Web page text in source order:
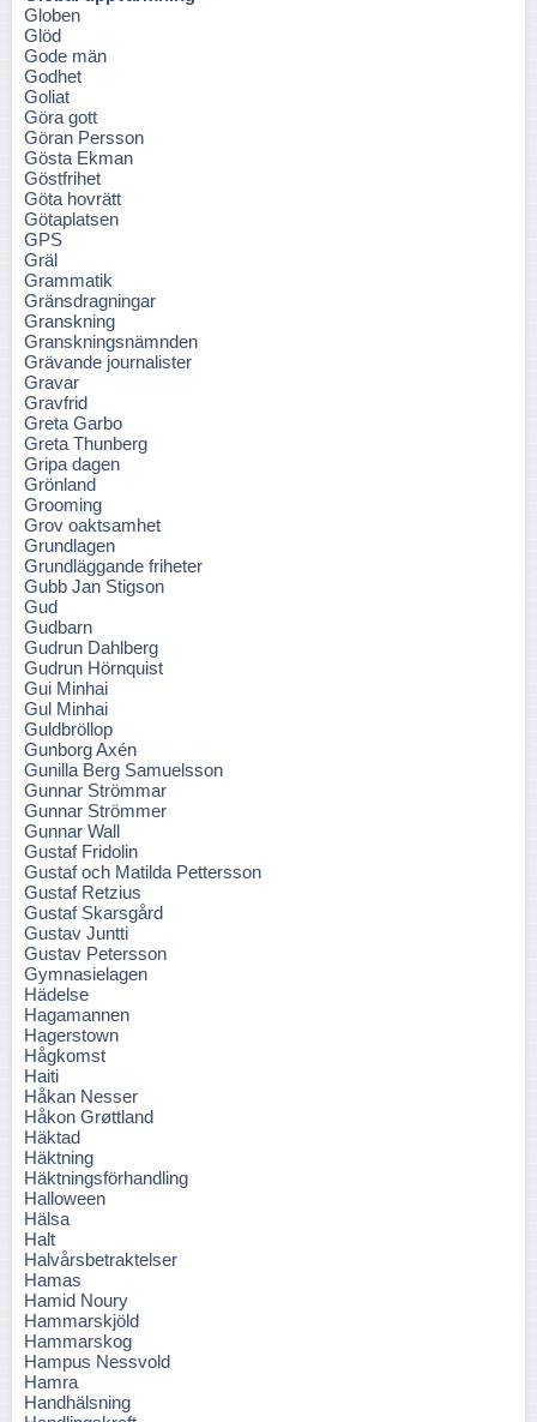
Globen
Glöd
Gode män
Godhet
Goliat
Göra gott
Göran Persson
Gösta Ekman
Göstfrihet
Göta hovrätt
Götaplatsen
GPS
Gräl
Grammatik
Gränsdragningar
Granskning
Granskningsnämnden
Grävande journalister
Gravar
Gravfrid
Greta Garbo
Greta Thunberg
Gripa dagen
Grönland
Grooming
Grov oaktsamhet
Grundlagen
Grundläggande friheter
Gubb Jan Stigson
Gud
Gudbarn
Gudrun Dahlberg
Gudrun Hörnquist
Gui Minhai
Gul Minhai
Guldbröllop
Gunborg Axén
Gunilla Berg Samuelsson
Gunnar Strömmar
Gunnar Strömmer
Gunnar Wall
Gustaf Fridolin
Gustaf och Matilda Pettersson
Gustaf Retzius
Gustaf Skarsgård
Gustav Juntti
Gustav Petersson
Gymnasielagen
Hädelse
Hagamannen
Hagerstown
Hågkomst
Haiti
Håkan Nesser
Håkon Grøttland
Häktad
Häktning
Häktningsförhandling
Halloween
Hälsa
Halt
Halvårsbetraktelser
Hamas
Hamid Noury
Hammarskjöld
Hammarskog
Hampus Nessvold
Hamra
Handhälsning